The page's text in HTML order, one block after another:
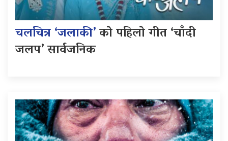
चलचित्र ‘जलाकी’को पहिलो गीत ‘चाँदी
जलप’ सार्वजनिक